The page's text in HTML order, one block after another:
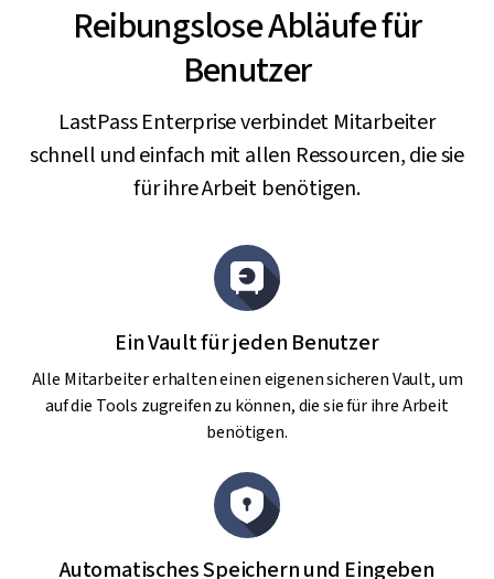
Reibungslose Abläufe für
Benutzer
LastPass Enterprise verbindet Mitarbeiter
schnell und einfach mit allen Ressourcen, die sie
für ihre Arbeit benötigen.
Ein Vault für jeden Benutzer
Alle Mitarbeiter erhalten einen eigenen sicheren Vault, um
auf die Tools zugreifen zu können, die sie für ihre Arbeit
benötigen.
Automatisches Speichern und Eingeben